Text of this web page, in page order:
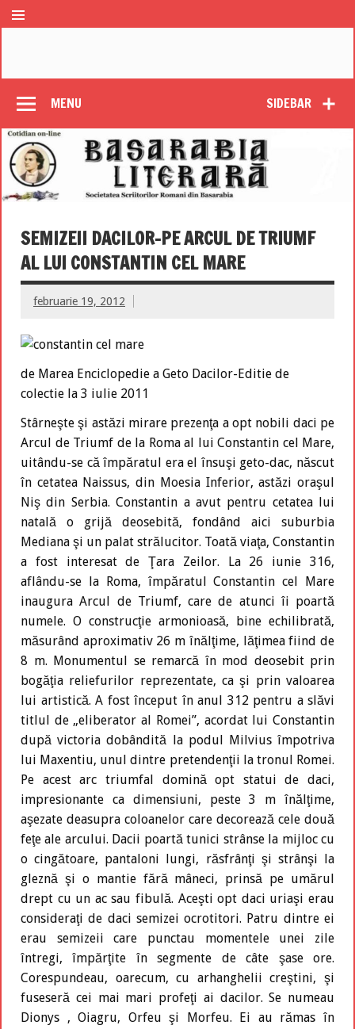
SIDEBAR
MENU
SEMIZEII DACILOR-PE ARCUL DE TRIUMF
AL LUI CONSTANTIN CEL MARE
februarie 19, 2012
de Marea Enciclopedie a Geto Dacilor-Editie de
colectie la 3 iulie 2011
Stârneşte şi astăzi mirare prezenţa a opt nobili daci pe
Arcul de Triumf de la Roma al lui Constantin cel Mare,
uitându-se că împăratul era el însuşi geto-dac, născut
în cetatea Naissus, din Moesia Inferior, astăzi oraşul
Niş din Serbia. Constantin a avut pentru cetatea lui
natală o grijă deosebită, fondând aici suburbia
Mediana şi un palat strălucitor. Toată viaţa, Constantin
a fost interesat de Ţara Zeilor. La 26 iunie 316,
aflându-se la Roma, împăratul Constantin cel Mare
inaugura Arcul de Triumf, care de atunci îi poartă
numele. O construcţie armonioasă, bine echilibrată,
măsurând aproximativ 26 m înălţime, lăţimea fiind de
8 m. Monumentul se remarcă în mod deosebit prin
bogăţia reliefurilor reprezentate, ca şi prin valoarea
lui artistică. A fost început în anul 312 pentru a slăvi
titlul de „eliberator al Romei”, acordat lui Constantin
după victoria dobândită la podul Milvius împotriva
lui Maxentiu, unul dintre pretendenţii la tronul Romei.
Pe acest arc triumfal domină opt statui de daci,
impresionante ca dimensiuni, peste 3 m înălţime,
aşezate deasupra coloanelor care decorează cele două
feţe ale arcului. Dacii poartă tunici strânse la mijloc cu
o cingătoare, pantaloni lungi, răsfrânţi şi strânşi la
gleznă şi o mantie fără mâneci, prinsă pe umărul
drept cu un ac sau fibulă. Aceşti opt daci uriaşi erau
consideraţi de daci semizei ocrotitori. Patru dintre ei
erau semizeii care punctau momentele unei zile
întregi, împărţite în segmente de câte şase ore.
Corespundeau, oarecum, cu arhanghelii creştini, şi
fuseseră cei mai mari profeţi ai dacilor. Se numeau
Dionys , Oiagru, Orfeu şi Morfeu. Ei au rămas în